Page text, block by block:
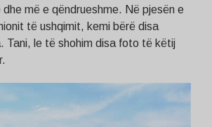
më e qëndrueshme. Në pjesën e
të ushqimit, kemi bërë disa
Tani, le të shohim disa foto të këtij